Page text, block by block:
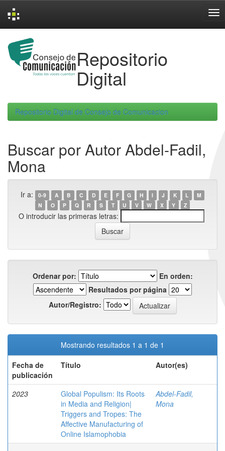
navigation
Repositorio
Digital
Repositorio Digital de Consejo de Comunicacion
Buscar por Autor Abdel-Fadil,
Mona
Ir a: 0-9 A B C D E F G H I J K L
M
N
O P Q R S T U V W X Y Z
O introducir las primeras letras:
Ordenar por:
En orden:
Resultados por página
Autor/Registro:
Mostrando resultados 1 a 1 de 1
Fecha de
publicación
Título Autor(es)
2023
Global Populism: Its Roots
in Media and Religion|
Triggers and Tropes: The
Affective Manufacturing of
Online Islamophobia
Abdel-Fadil,
Mona